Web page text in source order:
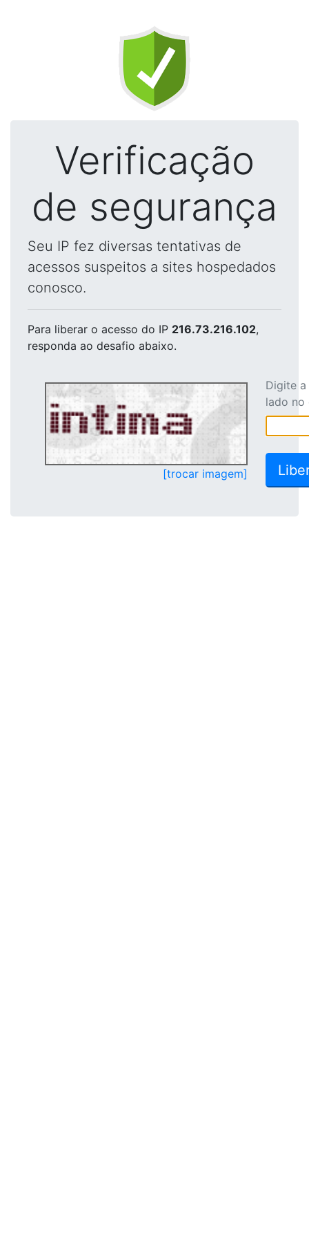
Verificação
de segurança
Seu IP fez diversas tentativas de
acessos suspeitos a sites hospedados
conosco.
Para liberar o acesso do IP 216.73.216.102,
responda ao desafio abaixo.
[trocar imagem]
Digite
lado no